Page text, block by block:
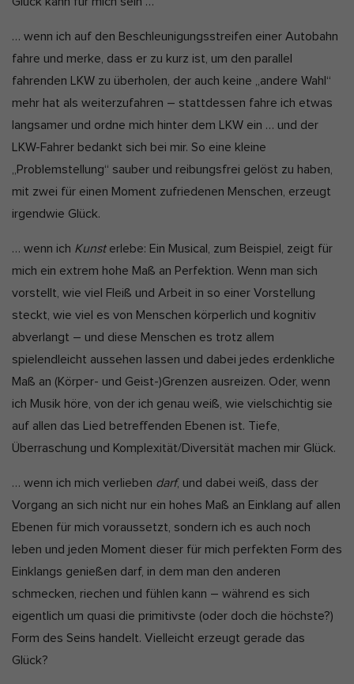
:
… wenn ich auf den Beschleunigungsstreifen einer Autobahn
fahre und merke, dass er zu kurz ist, um den parallel
fahrenden LKW zu überholen, der auch keine „andere Wahl“
mehr hat als weiterzufahren – stattdessen fahre ich etwas
langsamer und ordne mich hinter dem LKW ein … und der
LKW-Fahrer bedankt sich bei mir. So eine kleine
„Problemstellung“ sauber und reibungsfrei gelöst zu haben,
mit zwei für einen Moment zufriedenen Menschen, erzeugt
irgendwie Glück.
… wenn ich Kunsterlebe: Ein Musical, zum Beispiel, zeigt für
mich ein extrem hohe Maß an Perfektion. Wenn man sich
vorstellt, wie viel Fleiß und Arbeit in so einer Vorstellung
steckt, wie viel es von Menschen körperlich und kognitiv
abverlangt – und diese Menschen es trotz allem
spielendleicht aussehen lassen und dabei jedes erdenkliche
Maß an (Körper- und Geist-)Grenzen ausreizen. Oder, wenn
ich Musik höre, von der ich genau weiß, wie vielschichtig sie
auf allen das Lied betreffenden Ebenen ist. Tiefe,
Überraschung und Komplexität/Diversität machen mir Glück.
… wenn ich mich verlieben darf, und dabei weiß, dass der
Vorgang an sich nicht nur ein hohes Maß an Einklang auf allen
Ebenen für mich voraussetzt, sondern ich es auch noch
leben und jeden Moment dieser für mich perfekten Form des
Einklangs genießen darf, in dem man den anderen
schmecken, riechen und fühlen kann – während es sich
eigentlich um quasi die primitivste (oder doch die höchste?)
Form des Seins handelt. Vielleicht erzeugt gerade das
Glück?
akzeptiert werden, bedarf der Zugriff auf diese Inhalte keiner
manuellen Einwilligung mehr.
Cookie-Informationen anzeigen
Datenschutzerklärung Impressum